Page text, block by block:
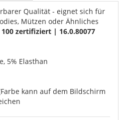
Qualität - eignet sich für
Mützen oder Ähnliches
100 zertifiziert | 16.0.80077
5% Elasthan
kann auf dem Bildschirm